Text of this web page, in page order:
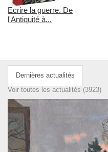
Ecrire la guerre. De
l'Antiquité à...
Dernières actualités
Voir toutes les actualités (3923)